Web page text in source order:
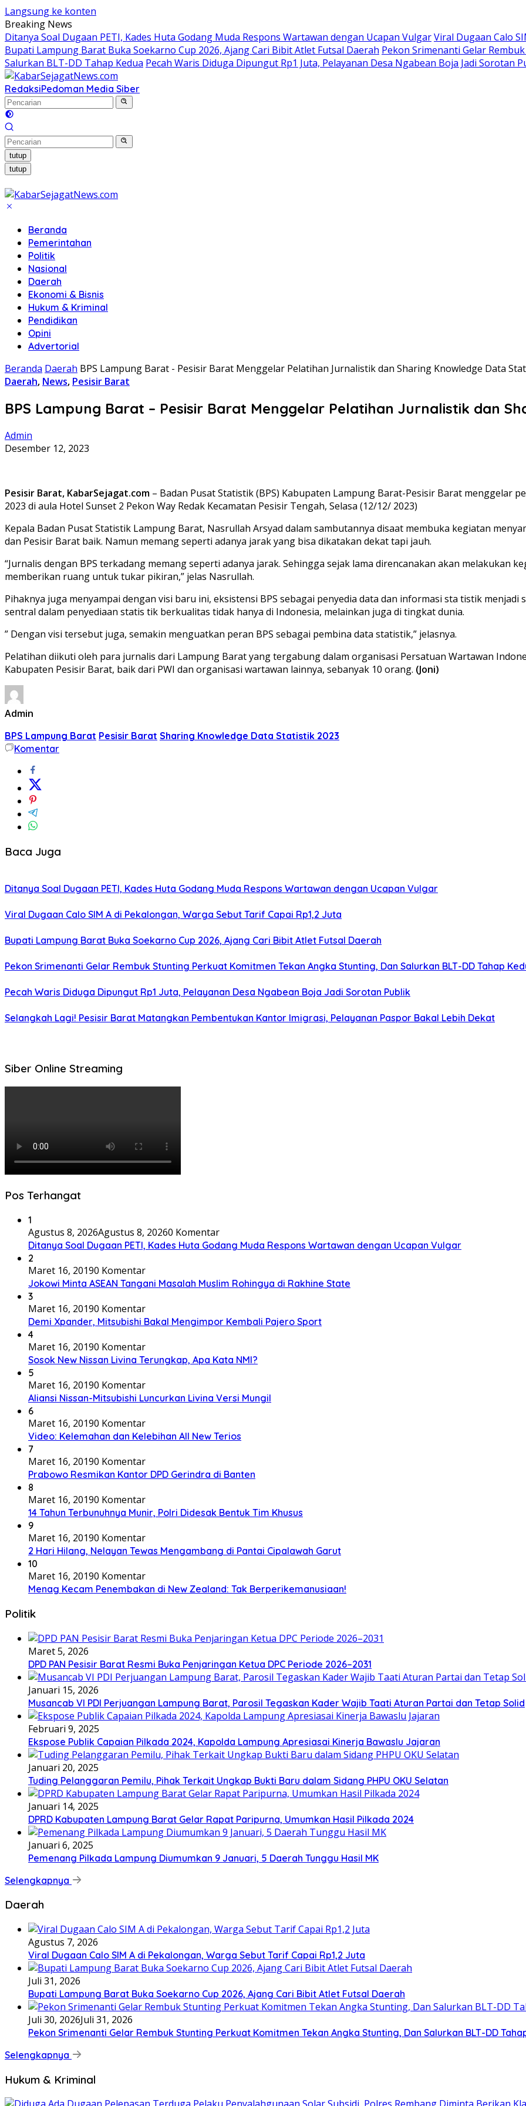
Langsung ke konten
Breaking News
Ditanya Soal Dugaan PETI, Kades Huta Godang Muda Respons Wartawan dengan Ucapan VulgarViral Dugaan Calo
Bupati Lampung Barat Buka Soekarno Cup 2026, Ajang Cari Bibit Atlet Futsal Daerah Pekon Srimenanti Gelar
Salurkan BLT-DD Tahap Kedua Pecah Waris Diduga Dipungut Rp1 Juta, Pelayanan Desa Ngabean Boja Jadi Sorotan
RedaksiPedoman Media Siber
tutup
tutup
Beranda
Pemerintahan
Politik
Nasional
Daerah
Ekonomi & Bisnis
Hukum & Kriminal
Pendidikan
Opini
Advertorial
Beranda Daerah BPS Lampung Barat - Pesisir Barat Menggelar Pelatihan Jurnalistik dan Sharing Knowledge Data
Daerah, News, Pesisir Barat
BPS Lampung Barat – Pesisir Barat Menggelar Pelatihan Jurnalistik dan
Admin
Desember 12, 2023
Pesisir Barat, KabarSejagat.com – Badan Pusat Statistik (BPS) Kabupaten Lampung Barat-Pesisir Barat menggelar
2023 di aula Hotel Sunset 2 Pekon Way Redak Kecamatan Pesisir Tengah, Selasa (12/12/ 2023)
Kepala Badan Pusat Statistik Lampung Barat, Nasrullah Arsyad dalam sambutannya disaat membuka kegiatan
dan Pesisir Barat baik. Namun memang seperti adanya jarak yang bisa dikatakan dekat tapi jauh.
“Jurnalis dengan BPS terkadang memang seperti adanya jarak. Sehingga sejak lama direncanakan akan melakukan
memberikan ruang untuk tukar pikiran,” jelas Nasrullah.
Pihaknya juga menyampai dengan visi baru ini, eksistensi BPS sebagai penyedia data dan informasi sta tistik
sentral dalam penyediaan statis tik berkualitas tidak hanya di Indonesia, melainkan juga di tingkat dunia.
” Dengan visi tersebut juga, semakin menguatkan peran BPS sebagai pembina data statistik,” jelasnya.
Pelatihan diikuti oleh para jurnalis dari Lampung Barat yang tergabung dalam organisasi Persatuan Wartawan
Kabupaten Pesisir Barat, baik dari PWI dan organisasi wartawan lainnya, sebanyak 10 orang. (Joni)
Admin
BPS Lampung Barat Pesisir Barat Sharing Knowledge Data Statistik 2023
Komentar
Baca Juga
Ditanya Soal Dugaan PETI, Kades Huta Godang Muda Respons Wartawan dengan Ucapan Vulgar
Viral Dugaan Calo SIM A di Pekalongan, Warga Sebut Tarif Capai Rp1,2 Juta
Bupati Lampung Barat Buka Soekarno Cup 2026, Ajang Cari Bibit Atlet Futsal Daerah
Pekon Srimenanti Gelar Rembuk Stunting Perkuat Komitmen Tekan Angka Stunting, Dan Salurkan BLT-DD Tahap
Pecah Waris Diduga Dipungut Rp1 Juta, Pelayanan Desa Ngabean Boja Jadi Sorotan Publik
Selangkah Lagi! Pesisir Barat Matangkan Pembentukan Kantor Imigrasi, Pelayanan Paspor Bakal Lebih Dekat
Siber Online Streaming
Pos Terhangat
1
Agustus 8, 2026Agustus 8, 20260 Komentar
Ditanya Soal Dugaan PETI, Kades Huta Godang Muda Respons Wartawan dengan Ucapan Vulgar
2
Maret 16, 20190 Komentar
Jokowi Minta ASEAN Tangani Masalah Muslim Rohingya di Rakhine State
3
Maret 16, 20190 Komentar
Demi Xpander, Mitsubishi Bakal Mengimpor Kembali Pajero Sport
4
Maret 16, 20190 Komentar
Sosok New Nissan Livina Terungkap, Apa Kata NMI?
5
Maret 16, 20190 Komentar
Aliansi Nissan-Mitsubishi Luncurkan Livina Versi Mungil
6
Maret 16, 20190 Komentar
Video: Kelemahan dan Kelebihan All New Terios
7
Maret 16, 20190 Komentar
Prabowo Resmikan Kantor DPD Gerindra di Banten
8
Maret 16, 20190 Komentar
14 Tahun Terbunuhnya Munir, Polri Didesak Bentuk Tim Khusus
9
Maret 16, 20190 Komentar
2 Hari Hilang, Nelayan Tewas Mengambang di Pantai Cipalawah Garut
10
Maret 16, 20190 Komentar
Menag Kecam Penembakan di New Zealand: Tak Berperikemanusiaan!
Politik
Maret 5, 2026
DPD PAN Pesisir Barat Resmi Buka Penjaringan Ketua DPC Periode 2026–2031
Januari 15, 2026
Musancab VI PDI Perjuangan Lampung Barat, Parosil Tegaskan Kader Wajib Taati Aturan Partai dan Tetap Solid
Februari 9, 2025
Ekspose Publik Capaian Pilkada 2024, Kapolda Lampung Apresiasai Kinerja Bawaslu Jajaran
Januari 20, 2025
Tuding Pelanggaran Pemilu, Pihak Terkait Ungkap Bukti Baru dalam Sidang PHPU OKU Selatan
Januari 14, 2025
DPRD Kabupaten Lampung Barat Gelar Rapat Paripurna, Umumkan Hasil Pilkada 2024
Januari 6, 2025
Pemenang Pilkada Lampung Diumumkan 9 Januari, 5 Daerah Tunggu Hasil MK
Selengkapnya
Daerah
Agustus 7, 2026
Viral Dugaan Calo SIM A di Pekalongan, Warga Sebut Tarif Capai Rp1,2 Juta
Juli 31, 2026
Bupati Lampung Barat Buka Soekarno Cup 2026, Ajang Cari Bibit Atlet Futsal Daerah
Juli 30, 2026Juli 31, 2026
Pekon Srimenanti Gelar Rembuk Stunting Perkuat Komitmen Tekan Angka Stunting, Dan Salurkan BLT-DD
Selengkapnya
Hukum & Kriminal